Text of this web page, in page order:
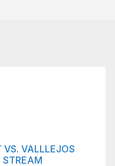
VS. VALLLEJOS